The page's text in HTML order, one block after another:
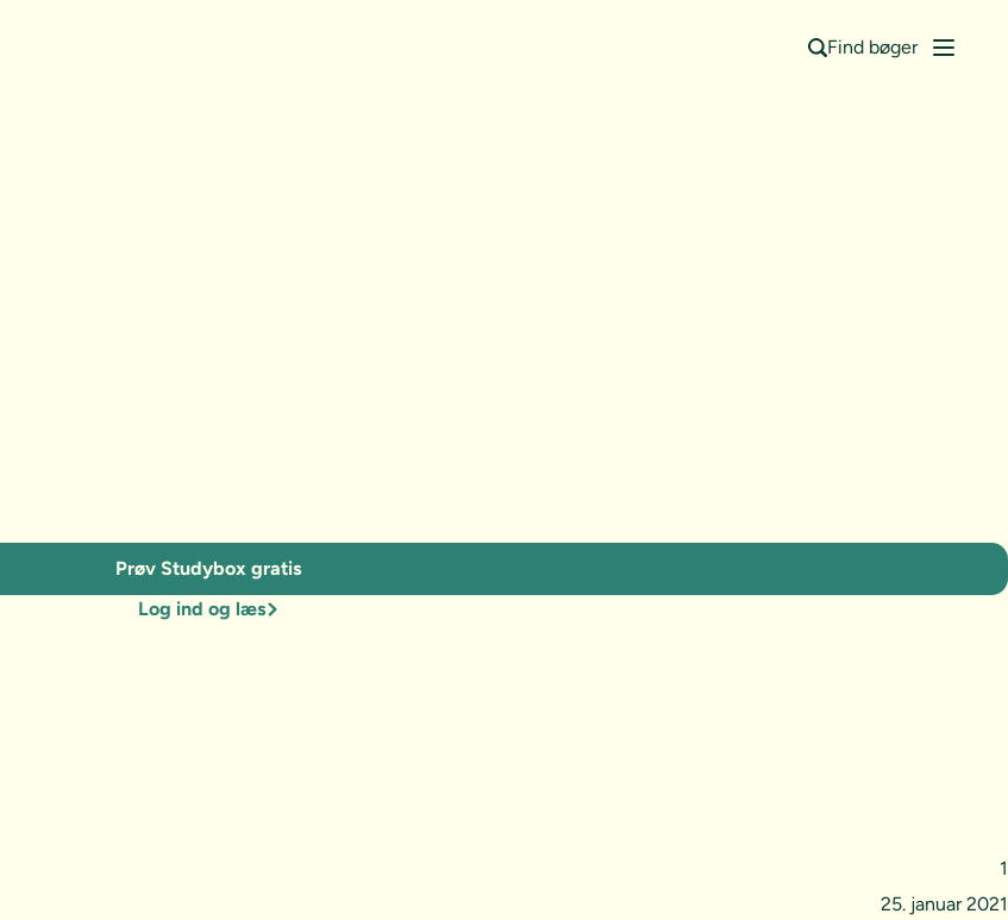
Find bøger
1
25. januar 2021
Prøv Studybox gratis
Log ind og læs